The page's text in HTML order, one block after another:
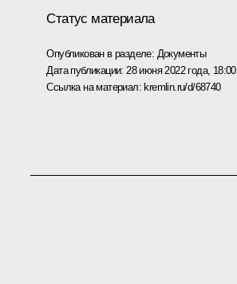
Статус материала
Опубликован в разделе: Документы
Дата публикации: 28 июня 2022 года, 18:00
Ссылка на материал: kremlin.ru/d/68740